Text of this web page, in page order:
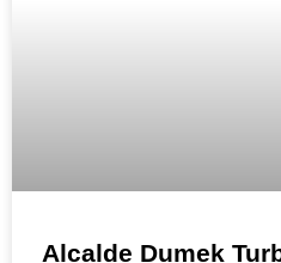
Alcalde Dumek